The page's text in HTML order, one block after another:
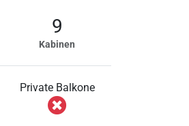
9
Kabinen
Private Balkone